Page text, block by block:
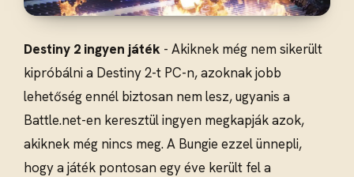
Destiny 2 ingyen játék - Akiknek még nem sikerült
kipróbálni a Destiny 2-t PC-n, azoknak jobb
lehetőség ennél biztosan nem lesz, ugyanis a
Battle.net-en keresztül ingyen megkapják azok,
akiknek még nincs meg. A Bungie ezzel ünnepli,
hogy a játék pontosan egy éve került fel a